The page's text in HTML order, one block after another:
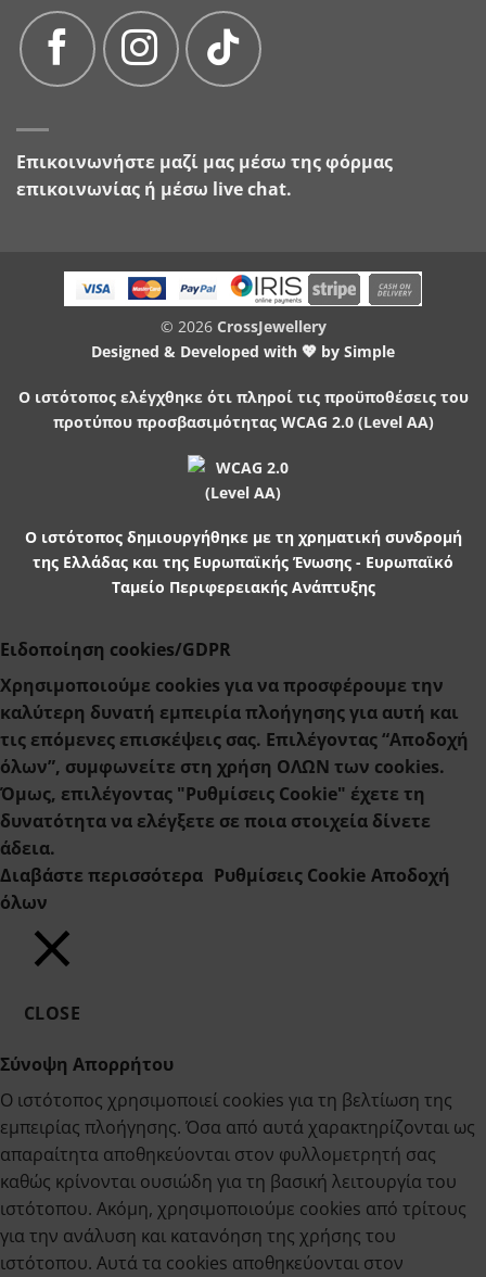
Επικοινωνήστε μαζί μας μέσω τηςφόρμας
επικοινωνίας ή μέσω live chat.
© 2026 CrossJewellery
Designed & Developed with 💖 by Simple
Ο ιστότοπος ελέγχθηκε ότι πληροί τις προϋποθέσεις του
προτύπου προσβασιμότητας WCAG 2.0 (Level AA)
Ο ιστότοπος δημιουργήθηκε με τη χρηματική συνδρομή
της Ελλάδας και της Ευρωπαϊκής Ένωσης - Ευρωπαϊκό
Ταμείο Περιφερειακής Ανάπτυξης
Ειδοποίηση cookies/GDPR
Χρησιμοποιούμε cookies για να προσφέρουμε την
καλύτερη δυνατή εμπειρία πλοήγησης για αυτή και
τις επόμενες επισκέψεις σας. Επιλέγοντας “Αποδοχή
όλων”, συμφωνείτε στη χρήση ΟΛΩΝ των cookies.
Όμως, επιλέγοντας "Ρυθμίσεις Cookie" έχετε τη
δυνατότητα να ελέγξετε σε ποια στοιχεία δίνετε
άδεια.
Διαβάστε περισσότερα Ρυθμίσεις Cookie Αποδοχή
όλων
CLOSE
Σύνοψη Απορρήτου
Ο ιστότοπος χρησιμοποιεί cookies για τη βελτίωση της
εμπειρίας πλοήγησης. Όσα από αυτά χαρακτηρίζονται ως
απαραίτητα αποθηκεύονται στον φυλλομετρητή σας
καθώς κρίνονται ουσιώδη για τη βασική λειτουργία του
ιστότοπου. Ακόμη, χρησιμοποιούμε cookies από τρίτους
για την ανάλυση και κατανόηση της χρήσης του
ιστότοπου. Αυτά τα cookies αποθηκεύονται στον